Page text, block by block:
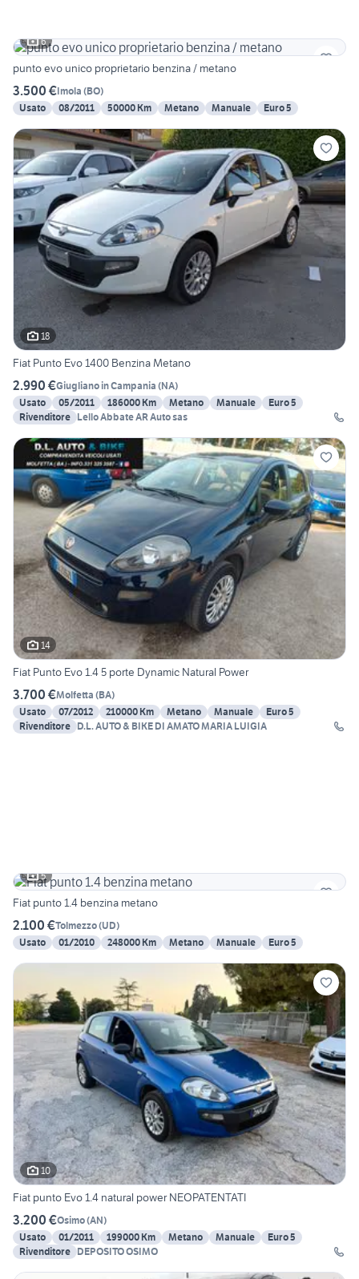
6
punto evo unico proprietario benzina / metano
3.500 €Imola (BO)
Usato
08/2011 50000 Km Metano Manuale Euro 5
18
Fiat Punto Evo 1400 Benzina Metano
2.990 €Giugliano in Campania (NA)
Usato
05/2011 186000 Km Metano Manuale
Euro 5
Rivenditore Lello Abbate AR Auto sas
14
Fiat Punto Evo 1.4 5 porte Dynamic Natural Power
3.700 €Molfetta (BA)
Usato
07/2012 210000 Km Metano Manuale
Euro 5
Rivenditore D.L. AUTO & BIKE DI AMATO MARIA LUIGIA
5
Fiat punto 1.4 benzina metano
2.100 €Tolmezzo(UD)
Usato
01/2010 248000 Km Metano Manuale Euro 5
10
Fiat punto Evo 1.4 natural power NEOPATENTATI
3.200 €Osimo(AN)
Usato
01/2011 199000 Km Metano Manuale
Euro 5
Rivenditore DEPOSITO OSIMO